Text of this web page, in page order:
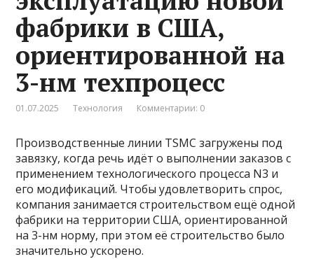
фабрики в США,
ориентированной на
3-нм техпроцесс
01.07.2025 Технология Комментарии: 0
Производственные линии TSMC загружены под
завязку, когда речь идёт о выполнении заказов с
применением технологического процесса N3 и
его модификаций. Чтобы удовлетворить спрос,
компания занимается строительством ещё одной
фабрики на территории США, ориентированной
на 3-нм норму, при этом её строительство было
значительно ускорено.